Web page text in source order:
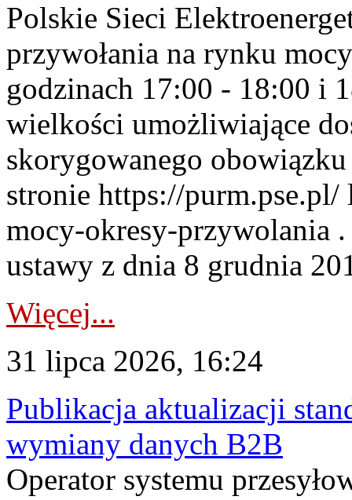
Polskie Sieci
przywołania na rynku
godzinach 17:00 - 18:00 i
wielkości umożliwiające
skorygowanego
stronie https://
mocy-okresy-przywolania
ustawy z dnia 8 grudnia
Więcej...
31 lipca 2026, 16:24
Publikacja aktualizacji
wymiany danych B2B
Operator systemu